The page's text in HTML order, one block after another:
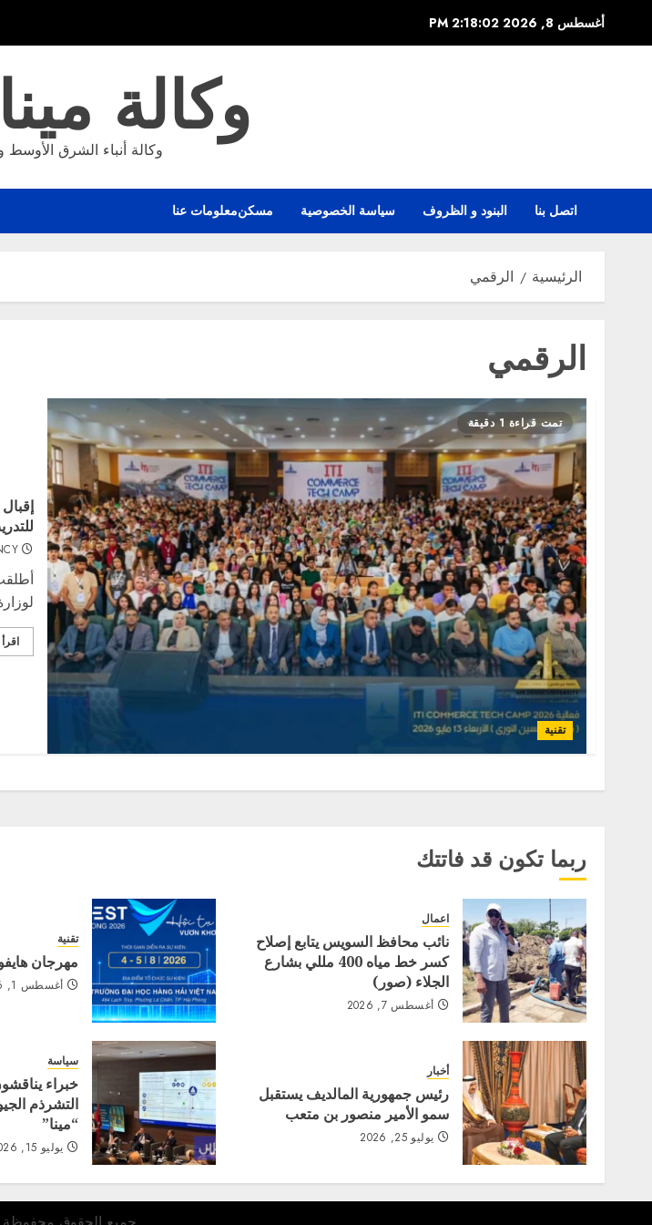
أغسطس 8, 2026 2:18:03 PM
وكالةوكالة أنباء الشرق الأوسط
اتصل بنا البنود و الظروف سياسة الخصوصية مسكنمعلومات عنا
الرئيسية الرقمي
الرقمي
تمت قراءة 1 دقيقة
تقنية
ربما تكون قد فاتتك
اعمال
نائب محافظ السويس يتابع إصلاح
كسر خط مياه 400 مللي بشارع
الجلاء (صور)
أغسطس 7, 2026
تقنية
مهرجان هايفونغ
أغسطس 1, 2026
أخبار
رئيس جمهورية المالديف يستقبل
سمو الأمير منصور بن متعب
يوليو 25, 2026
سياسة
خبراء
التشرذم
“مينا”
يوليو 15, 2026